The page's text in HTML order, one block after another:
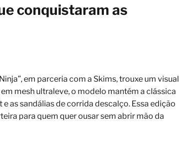
conquistaram as
em parceria com a Skims, trouxe um visual
mesh ultraleve, o modelo mantém a clássica
as sandálias de corrida descalço. Essa edição
para quem quer ousar sem abrir mão da